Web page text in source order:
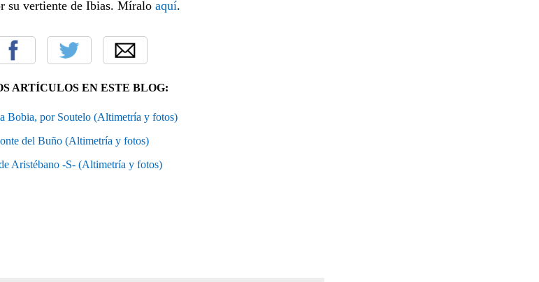
su vertiente de Ibias. Míralo aquí.
ARTÍCULOS EN ESTE BLOG:
Bobia, por Soutelo (Altimetría y fotos)
del Buño (Altimetría y fotos)
Aristébano -S- (Altimetría y fotos)